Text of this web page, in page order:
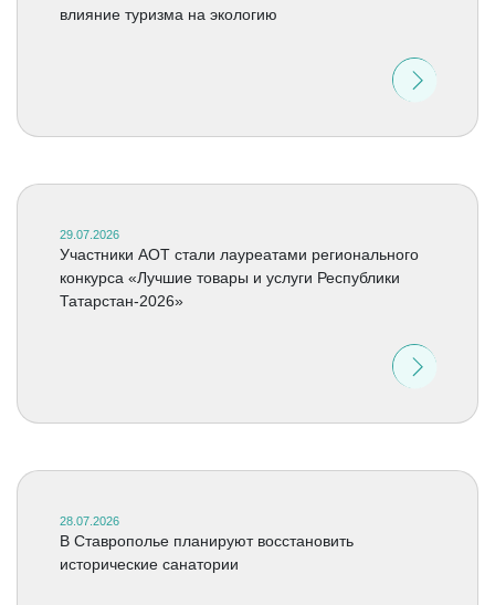
влияние туризма на экологию
29.07.2026
Участники АОТ стали лауреатами регионального
конкурса «Лучшие товары и услуги Республики
Татарстан-2026»
28.07.2026
В Ставрополье планируют восстановить
исторические санатории